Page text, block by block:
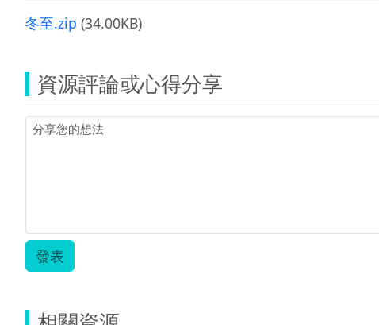
冬至.zip (34.00KB)
資源評論或心得分享
發表